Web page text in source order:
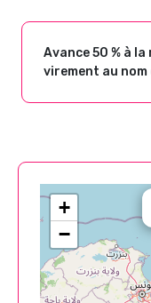
Avance 50 % à
virement au
+
−